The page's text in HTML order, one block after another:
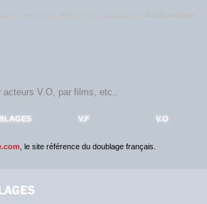
V.F V.O
, le site référence du doublage français.